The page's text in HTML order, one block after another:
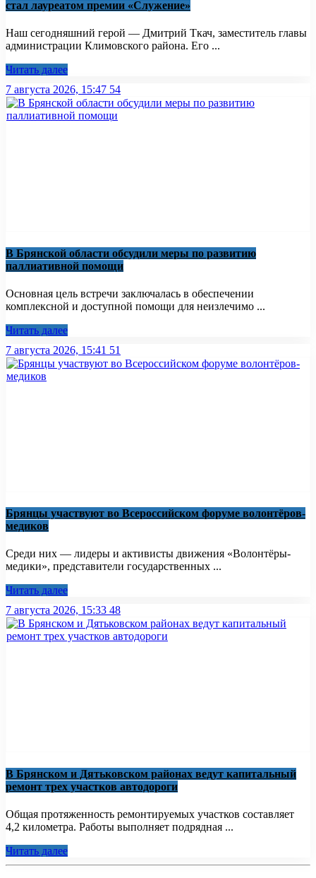
стал лауреатом премии «Служение»
Наш сегодняшний герой — Дмитрий Ткач, заместитель главы
администрации Климовского района. Его ...
Читать далее
7 августа 2026, 15:47 54
В Брянской области обсудили меры по развитию
паллиативной помощи
Основная цель встречи заключалась в обеспечении
комплексной и доступной помощи для неизлечимо ...
Читать далее
7 августа 2026, 15:41 51
Брянцы участвуют во Всероссийском форуме волонтёров-
медиков
Среди них — лидеры и активисты движения «Волонтёры-
медики», представители государственных ...
Читать далее
7 августа 2026, 15:33 48
В Брянском и Дятьковском районах ведут капитальный
ремонт трех участков автодороги
Общая протяженность ремонтируемых участков составляет
4,2 километра. Работы выполняет подрядная ...
Читать далее